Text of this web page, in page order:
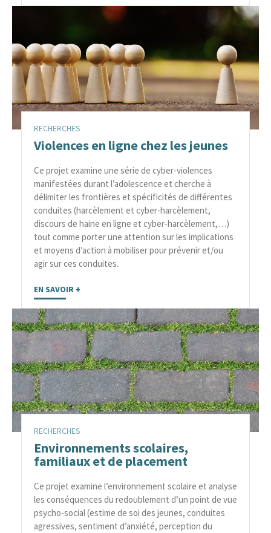
RECHERCHES
Violences en ligne chez les jeunes
Ce projet examine une série de cyber-violences
manifestées durant l’adolescence et cherche à
délimiter les frontières et spécificités de différentes
conduites (harcèlement et cyber-harcèlement,
discours de haine en ligne et cyber-harcèlement,…)
tout comme porter une attention sur les implications
et moyens d’action à mobiliser pour prévenir et/ou
agir sur ces conduites.
EN SAVOIR +
RECHERCHES
Environnements scolaires,
familiaux et de placement
Ce projet examine l’environnement scolaire et analyse
les conséquences du redoublement d’un point de vue
psycho-social (estime de soi des jeunes, conduites
agressives, sentiment d’anxiété, perception du